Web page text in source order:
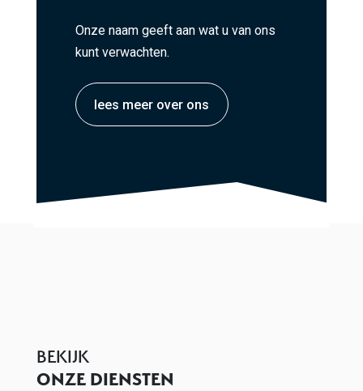
Onze naam geeft aan wat u van ons
kunt verwachten.
lees meer over ons
BEKIJK
ONZE DIENSTEN